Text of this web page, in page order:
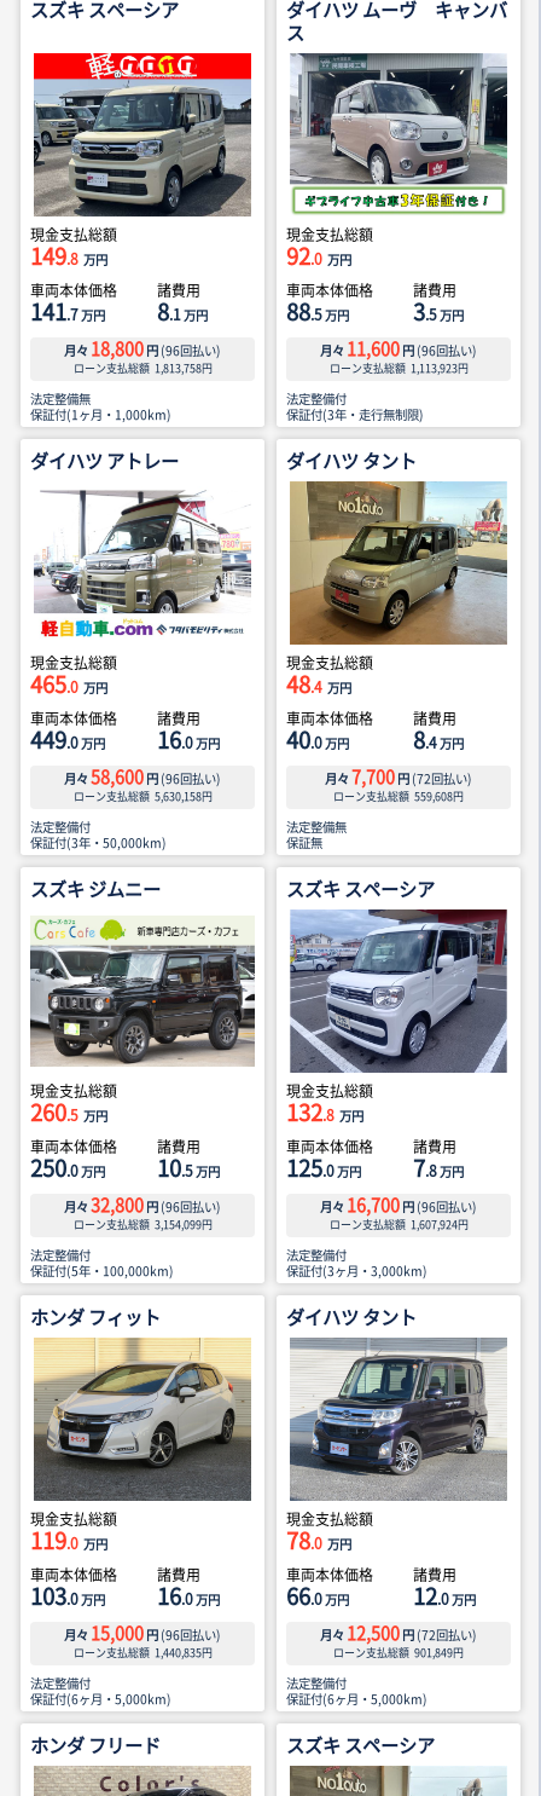
スズキ スペーシア
現金支払総額
149.8 万円
車両本体価格
141.7万円
諸費用
8.1万円
月々 18,800 円 (96回払い)
ローン支払総額 1,813,758円
法定整備無
保証付(1ヶ月・1,000km)
ダイハツ ムーヴ キャンバ
ス
現金支払総額
92.0 万円
車両本体価格
88.5万円
諸費用
3.5万円
月々 11,600 円 (96回払い)
ローン支払総額 1,113,923円
法定整備付
保証付(3年・走行無制限)
ダイハツ アトレー
現金支払総額
465.0 万円
車両本体価格
449.0万円
諸費用
16.0万円
月々 58,600 円 (96回払い)
ローン支払総額 5,630,158円
法定整備付
保証付(3年・50,000km)
ダイハツ タント
現金支払総額
48.4 万円
車両本体価格
40.0万円
諸費用
8.4万円
月々 7,700 円 (72回払い)
ローン支払総額 559,608円
法定整備無
保証無
スズキ ジムニー
現金支払総額
260.5 万円
車両本体価格
250.0万円
諸費用
10.5万円
月々 32,800 円 (96回払い)
ローン支払総額 3,154,099円
法定整備付
保証付(5年・100,000km)
スズキ スペーシア
現金支払総額
132.8 万円
車両本体価格
125.0万円
諸費用
7.8万円
月々 16,700 円 (96回払い)
ローン支払総額 1,607,924円
法定整備付
保証付(3ヶ月・3,000km)
ホンダ フィット
現金支払総額
119.0 万円
車両本体価格
103.0万円
諸費用
16.0万円
月々 15,000 円 (96回払い)
ローン支払総額 1,440,835円
法定整備付
保証付(6ヶ月・5,000km)
ダイハツ タント
現金支払総額
78.0 万円
車両本体価格
66.0万円
諸費用
12.0万円
月々 12,500 円 (72回払い)
ローン支払総額 901,849円
法定整備付
保証付(6ヶ月・5,000km)
ホンダ フリード スズキ スペーシア